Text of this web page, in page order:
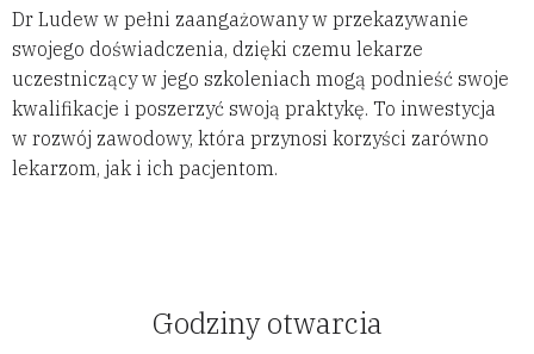
Dr Ludew w pełni zaangażowany w przekazywanie
swojego doświadczenia, dzięki czemu lekarze
uczestniczący w jego szkoleniach mogą podnieść swoje
kwalifikacje i poszerzyć swoją praktykę. To inwestycja
w rozwój zawodowy, która przynosi korzyści zarówno
lekarzom, jak i ich pacjentom.
Godziny otwarcia